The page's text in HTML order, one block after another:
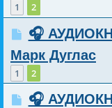
1 2
🎧
Марк Дуглас
1 2
🎧